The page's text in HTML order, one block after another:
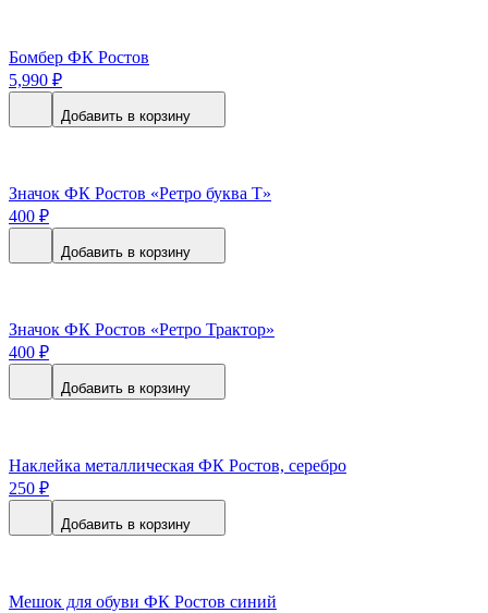
Бомбер ФК Ростов
5,990 ₽
Добавить в корзину
Значок ФК Ростов «Ретро буква Т»
400 ₽
Добавить в корзину
Значок ФК Ростов «Ретро Трактор»
400 ₽
Добавить в корзину
Наклейка металлическая ФК Ростов, серебро
250 ₽
Добавить в корзину
Мешок для обуви ФК Ростов синий